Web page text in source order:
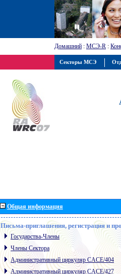
Домашний : МСЭ-R :
Общая информация
Письма-приглашения, регистрация и
Государства-Члены
Члены Сектора
Административный циркуляр CACE/404
Административный циркуляр CACE/427
Секторы МСЭ